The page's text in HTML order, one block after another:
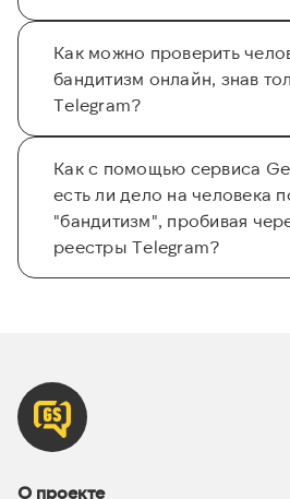
Как можно проверить
бандитизм онлайн, знав
Telegram?
Как с помощью сервиса
есть ли дело на человека
"бандитизм", пробивая
реестры Telegram?
О проекте